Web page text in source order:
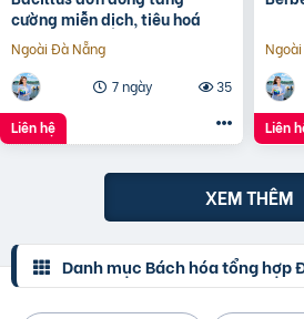
cường miễn dịch, tiêu hoá
Ngoài Đà Nẵng
7 ngày
35
Liên hệ Liên
XEM THÊM
Danh mục Bách hóa tổng hợp